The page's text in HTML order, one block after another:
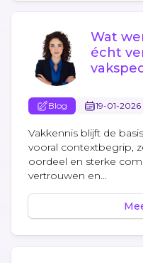
Wat
écht
Blog 19-01-2026
Vakkennis blijft de
vooral contextbegrip,
oordeel en sterke
vertrouwen en...